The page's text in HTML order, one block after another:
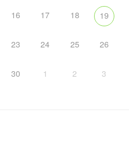
16 17 18 19
23 24 25 26
30 1 2 3